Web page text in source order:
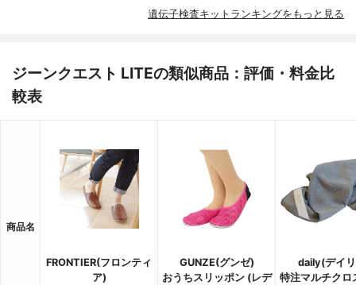
遺伝子検査キットランキングをもっと見る
ジーンクエスト LITEの類似商品：評価・料金比
較表
商品名
FRONTIER(フロンティ
ア)
GUNZE(グンゼ)
おうちスリッポン (レデ
daily(デイ
特注マルチクロ